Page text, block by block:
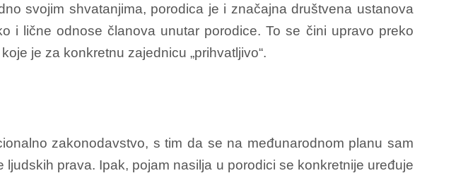
svojim shvatanjima, porodica je i značajna društvena ustanova
i lične odnose članova unutar porodice. To se čini upravo preko
je za konkretnu zajednicu „prihvatljivo“.
zakonodavstvo, s tim da se na međunarodnom planu sam
prava. Ipak, pojam nasilja u porodici se konkretnije uređuje